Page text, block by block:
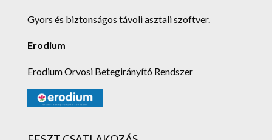
Gyors és biztonságos távoli asztali szoftver.
Erodium
Erodium Orvosi Betegirányító Rendszer